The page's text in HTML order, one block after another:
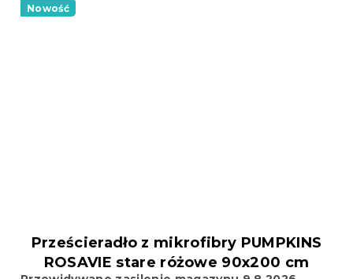
Nowość
Prześcieradło z mikrofibry PUMPKINS
ROSAVIE stare różowe 90x200 cm